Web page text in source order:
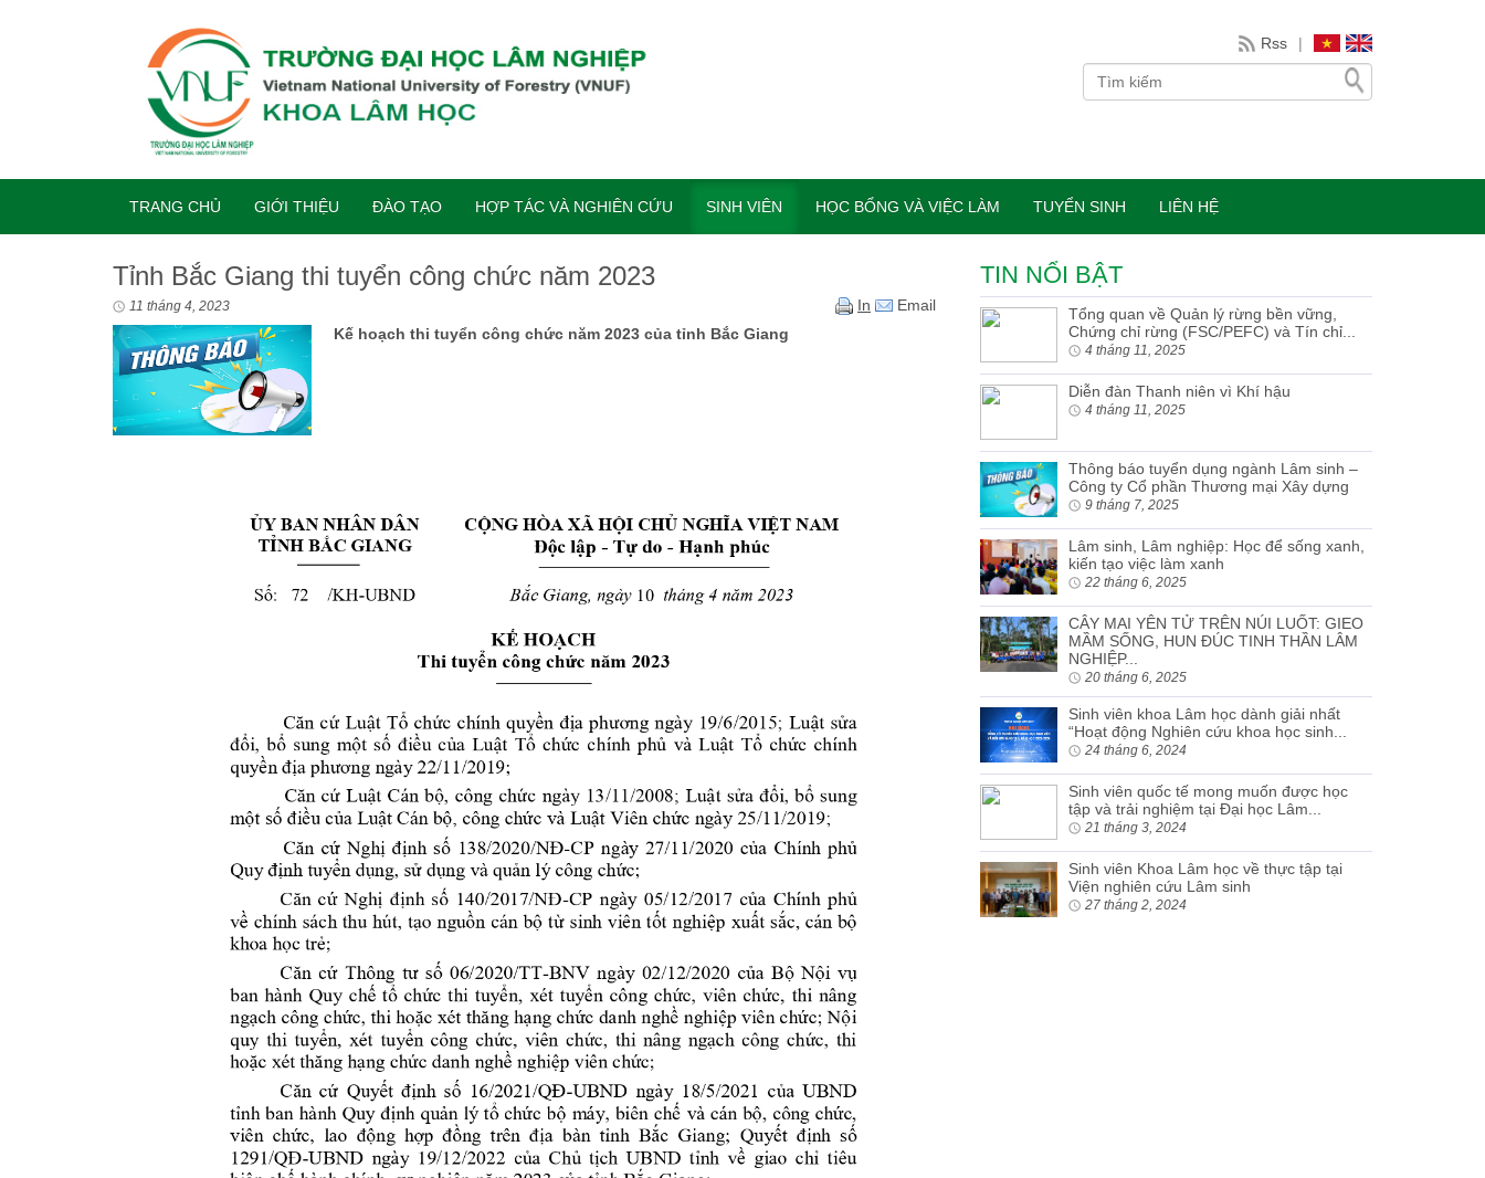
Rss |
TRANG CHỦ GIỚI THIỆU ĐÀO TẠO HỢP TÁC VÀ NGHIÊN CỨU SINH VIÊN HỌC BỔNG VÀ VIỆC LÀM TUYỂN SINH LIÊN HỆ
Tỉnh Bắc Giang thi tuyển công chức năm 2023
11 tháng 4, 2023 In
Email
Kế hoạch thi tuyển công chức năm 2023 của tỉnh Bắc Giang
TIN NỔI BẬT
Tổng quan về Quản lý rừng bền vững,
Chứng chỉ rừng (FSC/PEFC) và Tín chỉ...
4 tháng 11, 2025
Diễn đàn Thanh niên vì Khí hậu
4 tháng 11, 2025
Thông báo tuyển dụng ngành Lâm sinh –
Công ty Cổ phần Thương mại Xây dựng
9 tháng 7, 2025
Lâm sinh, Lâm nghiệp: Học để sống xanh,
kiến tạo việc làm xanh
22 tháng 6, 2025
CÂY MAI YÊN TỬ TRÊN NÚI LUỐT: GIEO
MẦM SỐNG, HUN ĐÚC TINH THẦN LÂM
NGHIỆP...
20 tháng 6, 2025
Sinh viên khoa Lâm học dành giải nhất
“Hoạt động Nghiên cứu khoa học sinh...
24 tháng 6, 2024
Sinh viên quốc tế mong muốn được học
tập và trải nghiệm tại Đại học Lâm...
21 tháng 3, 2024
Sinh viên Khoa Lâm học về thực tập tại
Viện nghiên cứu Lâm sinh
27 tháng 2, 2024